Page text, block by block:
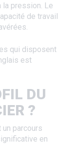
la pression. Le
de travail
qui disposent
est
DU
?
parcours
en